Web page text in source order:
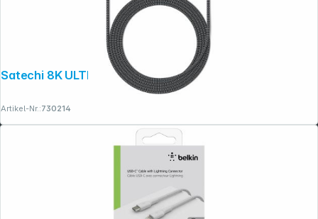
Satechi 8K ULTRA HD HDMI 2.1 Cable 2m
Artikel-Nr.:730214
Copyright © 2001 - 2026 dexxIT. Alle Rechte vorbehalten.